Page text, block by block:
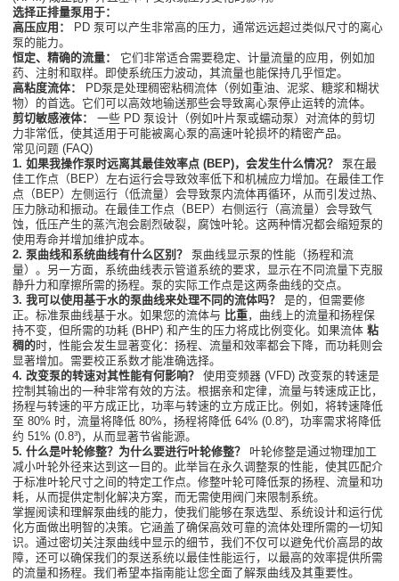
选择正排量泵用于：
高压应用：
PD 泵可以产生非常高的压力，通常远远超过类似尺寸的离心
泵的能力。
恒定、精确的流量：
它们非常适合需要稳定、计量流量的应用，例如加
药、注射和取样。即使系统压力波动，其流量也能保持几乎恒定。
高粘度流体：
PD泵是处理稠密粘稠流体（例如重油、泥浆、糖浆和糊状
物）的首选。它们可以高效地输送那些会导致离心泵停止运转的流体。
剪切敏感液体：
一些 PD 泵设计（例如叶片泵或蠕动泵）对流体的剪切
力非常低，使其适用于可能被离心泵的高速叶轮损坏的精密产品。
常见问题 (FAQ)
1. 如果我操作泵时远离其最佳效率点 (BEP)，会发生什么情况？
泵在最
佳工作点（BEP）左右运行会导致效率低下和机械应力增加。在最佳工作
点（BEP）左侧运行（低流量）会导致泵内流体再循环，从而引发过热、
压力脉动和振动。在最佳工作点（BEP）右侧运行（高流量）会导致气
蚀，低压产生的蒸汽泡会剧烈破裂，腐蚀叶轮。这两种情况都会缩短泵的
使用寿命并增加维护成本。
2. 泵曲线和系统曲线有什么区别？
泵曲线显示泵的性能（扬程和流
量）。另一方面，系统曲线表示管道系统的要求，显示在不同流量下克服
静升力和摩擦所需的扬程。泵的实际工作点是这两条曲线的交点。
3. 我可以使用基于水的泵曲线来处理不同的流体吗？
是的，但需要修
正。标准泵曲线基于水。如果您的流体与 比重，曲线上的流量和扬程保
持不变，但所需的功耗 (BHP) 和产生的压力将成比例变化。如果流体粘
稠的时，性能会发生显著变化：扬程、流量和效率都会下降，而功耗则会
显著增加。需要校正系数才能准确选择。
4. 改变泵的转速对其性能有何影响？
使用变频器 (VFD) 改变泵的转速是
控制其输出的一种非常有效的方法。根据亲和定律，流量与转速成正比，
扬程与转速的平方成正比，功率与转速的立方成正比。例如，将转速降低
至 80% 时，流量将降低 80%，扬程将降低 64% (0.8²)，功率需求将降低
约 51% (0.8³)，从而显著节省能源。
5. 什么是叶轮修整？为什么要进行叶轮修整？
叶轮修整是通过物理加工
减小叶轮外径来达到这一目的。此举旨在永久调整泵的性能，使其匹配介
于标准叶轮尺寸之间的特定工作点。修整叶轮可降低泵的扬程、流量和功
耗，从而提供定制化解决方案，而无需使用阀门来限制系统。
掌握阅读和理解泵曲线的能力，使我们能够在泵选型、系统设计和运行优
化方面做出明智的决策。它涵盖了确保高效可靠的流体处理所需的一切知
识。通过密切关注泵曲线中显示的细节，我们不仅可以避免代价高昂的故
障，还可以确保我们的泵送系统以最佳性能运行，以最高的效率提供所需
的流量和扬程。我们希望本指南能让您全面了解泵曲线及其重要性。